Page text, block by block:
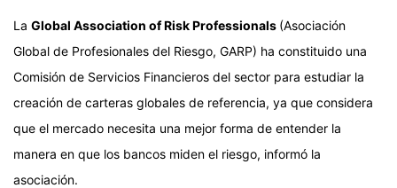
La Global Association of Risk Professionals (Asociación
Global de Profesionales del Riesgo, GARP) ha constituido una
Comisión de Servicios Financieros del sector para estudiar la
creación de carteras globales de referencia, ya que considera
que el mercado necesita una mejor forma de entender la
manera en que los bancos miden el riesgo, informó la
asociación.